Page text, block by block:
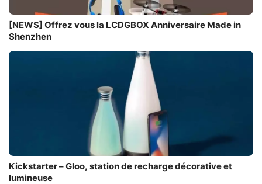
[NEWS] Offrez vous la LCDGBOX Anniversaire Made in
Shenzhen
Kickstarter – Gloo, station de recharge décorative et
lumineuse